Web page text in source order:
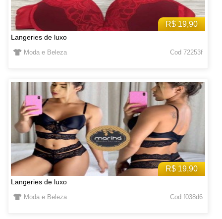
R$ 19,90
Langeries de luxo
Moda e Beleza Cod 72253f
R$ 19,90
Langeries de luxo
Moda e Beleza Cod f038d6